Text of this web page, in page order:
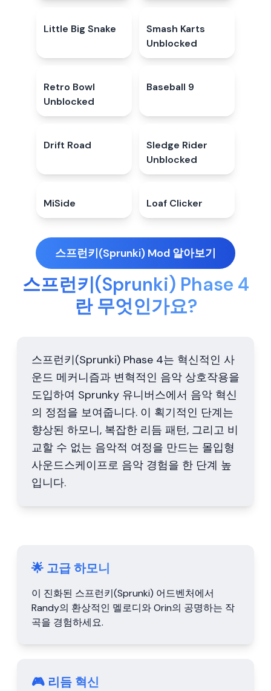
4.9★
Little Big Snake 4.5
Smash Karts
Unblocked
5.0
Retro Bowl
Unblocked
Baseball 9
Drift Road 4.5
Sledge Rider
Unblocked
MiSide 5.0
Loaf Clicker
스프런키(Sprunki) Mod 알아보기
스프런키(Sprunki) Phase 4
란 무엇인가요?
스프런키(Sprunki) Phase 4는 혁신적인 사
운드 메커니즘과 변혁적인 음악 상호작용을
도입하여 Sprunky 유니버스에서 음악 혁신
의 정점을 보여줍니다. 이 획기적인 단계는
향상된 하모니, 복잡한 리듬 패턴, 그리고 비
교할 수 없는 음악적 여정을 만드는 몰입형
사운드스케이프로 음악 경험을 한 단계 높
입니다.
🌟 고급 하모니
이 진화된 스프런키(Sprunki) 어드벤처에서
Randy의 환상적인 멜로디와 Orin의 공명하는 작
곡을 경험하세요.
🎮 리듬 혁신